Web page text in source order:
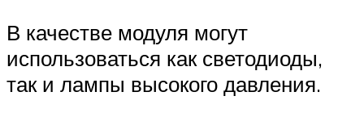
В качестве модуля могут
использоваться как светодиоды,
так и лампы высокого давления.